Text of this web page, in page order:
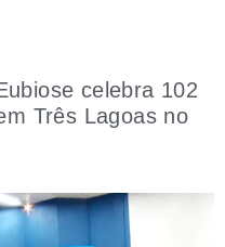
celebra 102
Três Lagoas no